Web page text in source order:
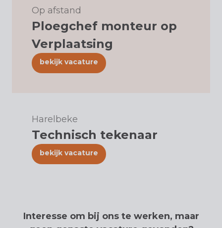
Op afstand
Ploegchef monteur op
Verplaatsing
bekijk vacature
Harelbeke
Technisch tekenaar
bekijk vacature
Interesse om bij ons te werken, maar